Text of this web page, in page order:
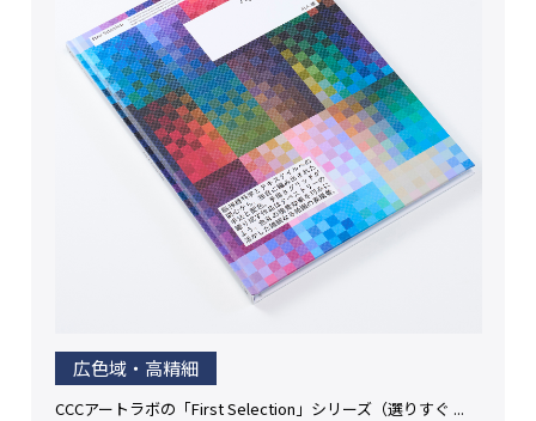
広色域・高精細
CCCアートラボの「First Selection」シリーズ（選りすぐ ...